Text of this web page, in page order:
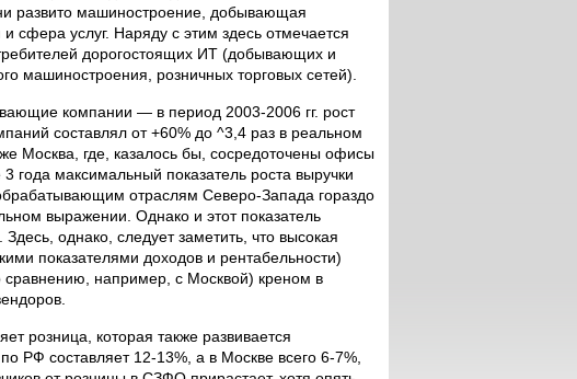
развито машиностроение, добывающая
сфера услуг. Наряду с этим здесь отмечается
дорогостоящих ИТ (добывающих и
машиностроения, розничных торговых сетей).
компании — в период 2003-2006 гг. рост
составлял от +60% до ^3,4 раз в реальном
Москва, где, казалось бы, сосредоточены офисы
максимальный показатель роста выручки
отраслям Северо-Запада гораздо
выражении. Однако и этот показатель
однако, следует заметить, что высокая
показателями доходов и рентабельности)
например, с Москвой) креном в
розница, которая также развивается
РФ составляет 12-13%, а в Москве всего 6-7%,